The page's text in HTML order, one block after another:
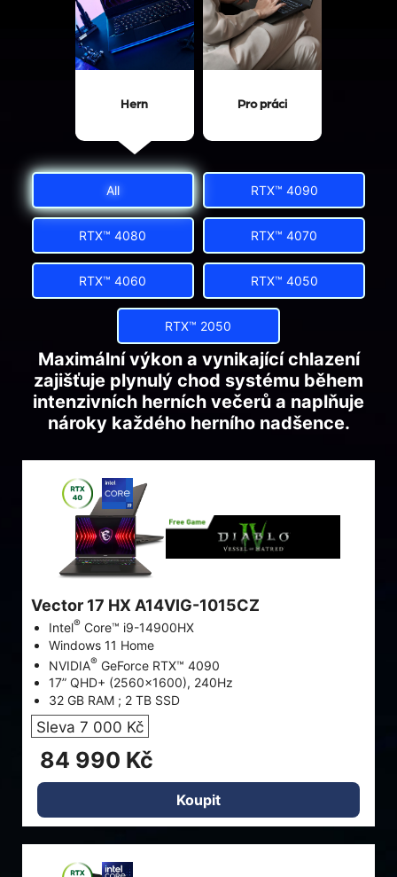
Herní Pro práci
All RTX™ 4090
RTX™ 4080 RTX™ 4070
RTX™ 4060 RTX™ 4050
RTX™ 2050
Maximální výkon a vynikající chlazení
zajišťuje plynulý chod systému během
intenzivních herních večerů a naplňuje
nároky každého herního nadšence.
Vector 17 HX A14VIG-1015CZ
Intel® Core™ i9-14900HX
Windows 11 Home
NVIDIA® GeForce RTX™ 4090
17” QHD+ (2560x1600), 240Hz
32 GB RAM ; 2 TB SSD
Sleva 7 000 Kč
84 990 Kč
Koupit